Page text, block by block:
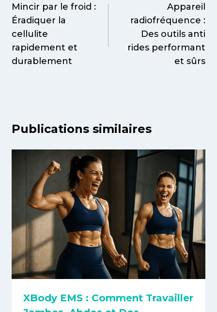
de
l’article
Mincir par le froid :
Éradiquer la
cellulite
rapidement et
durablement
Appareil
radiofréquence :
Des outils anti
rides performant
et sûrs
Publications similaires
XBody EMS : Comment Travailler